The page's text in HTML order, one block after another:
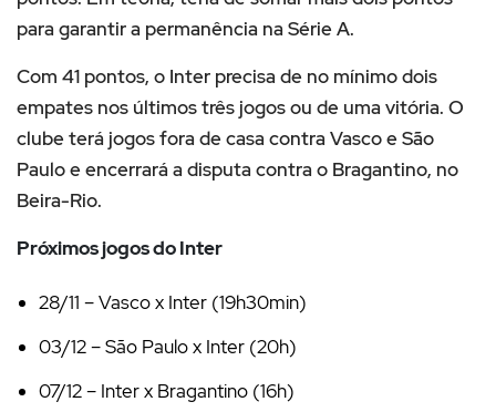
para garantir a permanência na Série A.
Com 41 pontos, o Inter precisa de no mínimo dois
empates nos últimos três jogos ou de uma vitória. O
clube terá jogos fora de casa contra Vasco e São
Paulo e encerrará a disputa contra o Bragantino, no
Beira-Rio.
Próximos jogos do Inter
28/11 – Vasco x Inter (19h30min)
03/12 – São Paulo x Inter (20h)
07/12 – Inter x Bragantino (16h)